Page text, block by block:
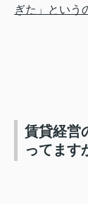
ぎた」という
賃貸経営
ってます